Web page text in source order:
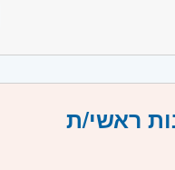
בתחום
באקסל - חובה
נס - יתרון
לחץ, עמידה בלוחות
עם ריבוי משימות
ראשי/ת